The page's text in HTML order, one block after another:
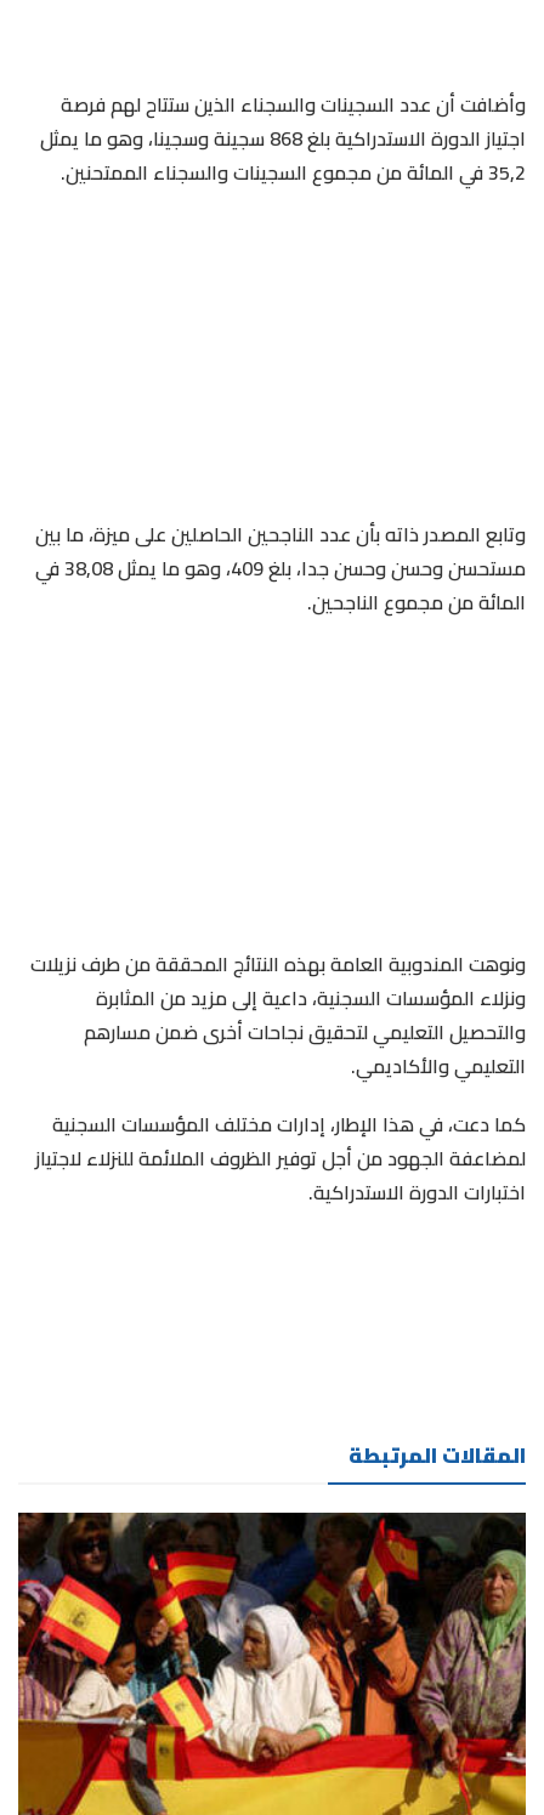
وأضافت أن عدد السجينات والسجناء الذين ستتاح لهم فرصة
اجتياز الدورة الاستدراكية بلغ 868 سجينة وسجينا، وهو ما يمثل
35,2 في المائة من مجموع السجينات والسجناء الممتحنين.
وتابع المصدر ذاته بأن عدد الناجحين الحاصلين على ميزة، ما بين
مستحسن وحسن وحسن جدا، بلغ 409، وهو ما يمثل 38,08 في
المائة من مجموع الناجحين.
ونوهت المندوبية العامة بهذه النتائج المحققة من طرف نزيلات
ونزلاء المؤسسات السجنية، داعية إلى مزيد من المثابرة
والتحصيل التعليمي لتحقيق نجاحات أخرى ضمن مسارهم
التعليمي والأكاديمي.
كما دعت، في هذا الإطار، إدارات مختلف المؤسسات السجنية
لمضاعفة الجهود من أجل توفير الظروف الملائمة للنزلاء لاجتياز
اختبارات الدورة الاستدراكية.
المقالات المرتبطة